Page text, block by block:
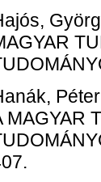
Péter
MAGYAR